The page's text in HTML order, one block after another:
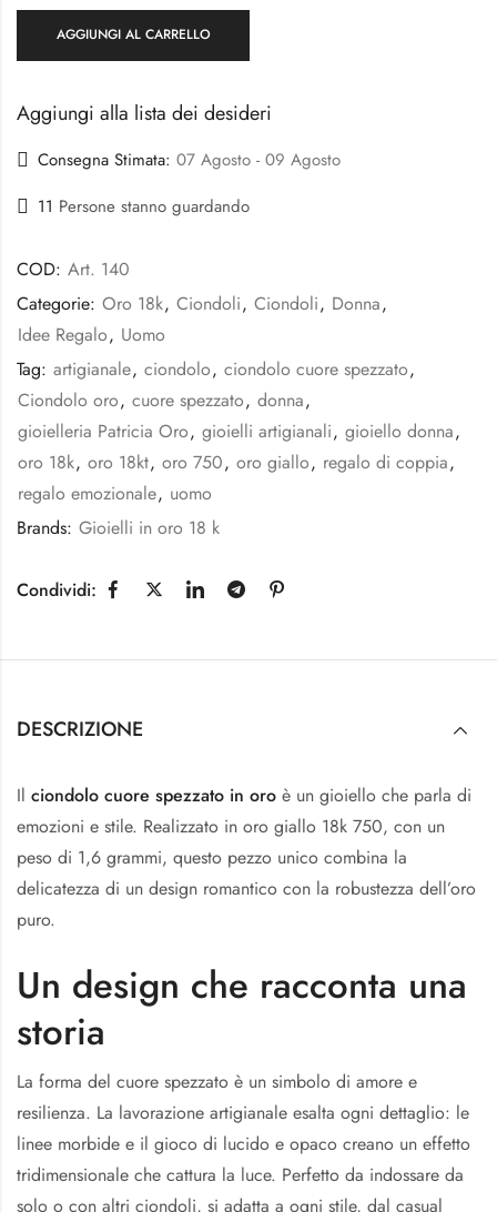
AGGIUNGI AL CARRELLO
Aggiungi alla lista dei desideri
Consegna Stimata: 07 Agosto - 09 Agosto
11 Persone stanno guardando
COD: Art. 140
Categorie: Oro 18k, Ciondoli, Ciondoli, Donna,
Idee Regalo, Uomo
Tag: artigianale, ciondolo, ciondolo cuore spezzato,
Ciondolo oro, cuore spezzato, donna,
gioielleria Patricia Oro, gioielli artigianali, gioiello donna,
oro 18k, oro 18kt, oro 750, oro giallo, regalo di coppia,
regalo emozionale, uomo
Brands: Gioielli in oro 18 k
Condividi:
DESCRIZIONE
Il ciondolo cuore spezzato in oro è un gioiello che parla di
emozioni e stile. Realizzato in oro giallo 18k 750, con un
peso di 1,6 grammi, questo pezzo unico combina la
delicatezza di un design romantico con la robustezza dell’oro
puro.
Un design che racconta una
storia
La forma del cuore spezzato è un simbolo di amore e
resilienza. La lavorazione artigianale esalta ogni dettaglio: le
linee morbide e il gioco di lucido e opaco creano un effetto
tridimensionale che cattura la luce. Perfetto da indossare da
solo o con altri ciondoli, si adatta a ogni stile, dal casual